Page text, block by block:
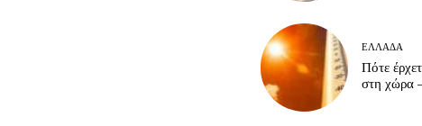
ΕΛΛΆΔΑ
Πότε
στη